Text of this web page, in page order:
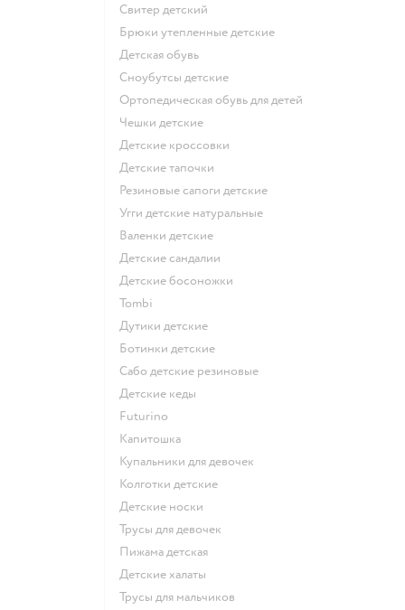
Свитер детский
Брюки утепленные детские
Детская обувь
Сноубутсы детские
Ортопедическая обувь для детей
Чешки детские
Детские кроссовки
Детские тапочки
Резиновые сапоги детские
Угги детские натуральные
Валенки детские
Детские сандалии
Детские босоножки
Tombi
Дутики детские
Ботинки детские
Сабо детские резиновые
Детские кеды
Futurino
Капитошка
Купальники для девочек
Колготки детские
Детские носки
Трусы для девочек
Пижама детская
Детские халаты
Трусы для мальчиков